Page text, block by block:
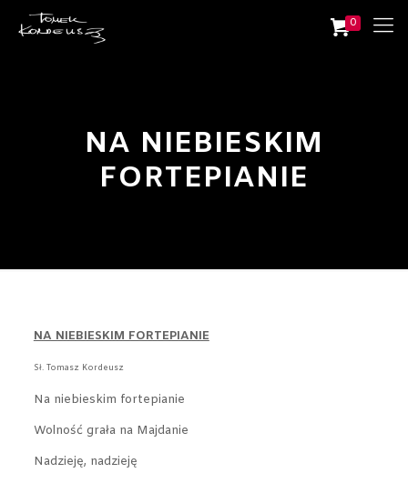
0
NA NIEBIESKIM
FORTEPIANIE
NA NIEBIESKIM FORTEPIANIE
Sł. Tomasz Kordeusz
Na niebieskim fortepianie
Wolność grała na Majdanie
Nadzieję, nadzieję